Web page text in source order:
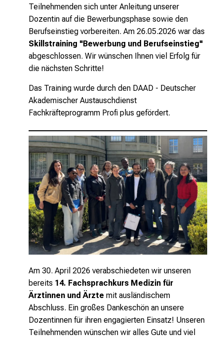
Teilnehmenden sich unter Anleitung unserer
Dozentin auf die Bewerbungsphase sowie den
Berufseinstieg vorbereiten. Am 26.05.2026 war das
Skillstraining "Bewerbung und Berufseinstieg"
abgeschlossen. Wir wünschen Ihnen viel Erfolg für
die nächsten Schritte!
Das Training wurde durch den DAAD - Deutscher
Akademischer Austauschdienst
Fachkräfteprogramm Profi plus gefördert.
Am 30. April 2026 verabschiedeten wir unseren
bereits 14. Fachsprachkurs Medizin für
Ärztinnen und Ärzte mit ausländischem
Abschluss. Ein großes Dankeschön an unsere
Dozentinnen für ihren engagierten Einsatz! Unseren
Teilnehmenden wünschen wir alles Gute und viel